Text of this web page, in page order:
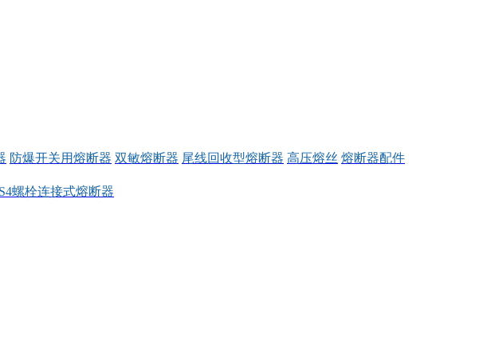
防爆开关用熔断器 双敏熔断器 尾线回收型熔断器 高压熔丝 熔断器配件
螺栓连接式熔断器